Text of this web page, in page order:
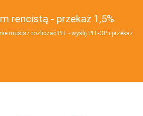
rencistą - przekaż 1,5%
musisz rozliczać PIT - wyślij PIT‑OP i przekaż